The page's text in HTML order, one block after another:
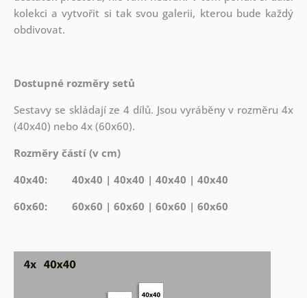
kolekci a vytvořit si tak svou galerii, kterou bude každý
obdivovat.
Dostupné rozměry setů
Sestavy se skládají ze 4 dílů. Jsou vyráběny v rozměru 4x
(40x40) nebo 4x (60x60).
Rozměry částí (v cm)
40x40: 40x40 | 40x40 | 40x40 | 40x40
60x60: 60x60 | 60x60 | 60x60 | 60x60